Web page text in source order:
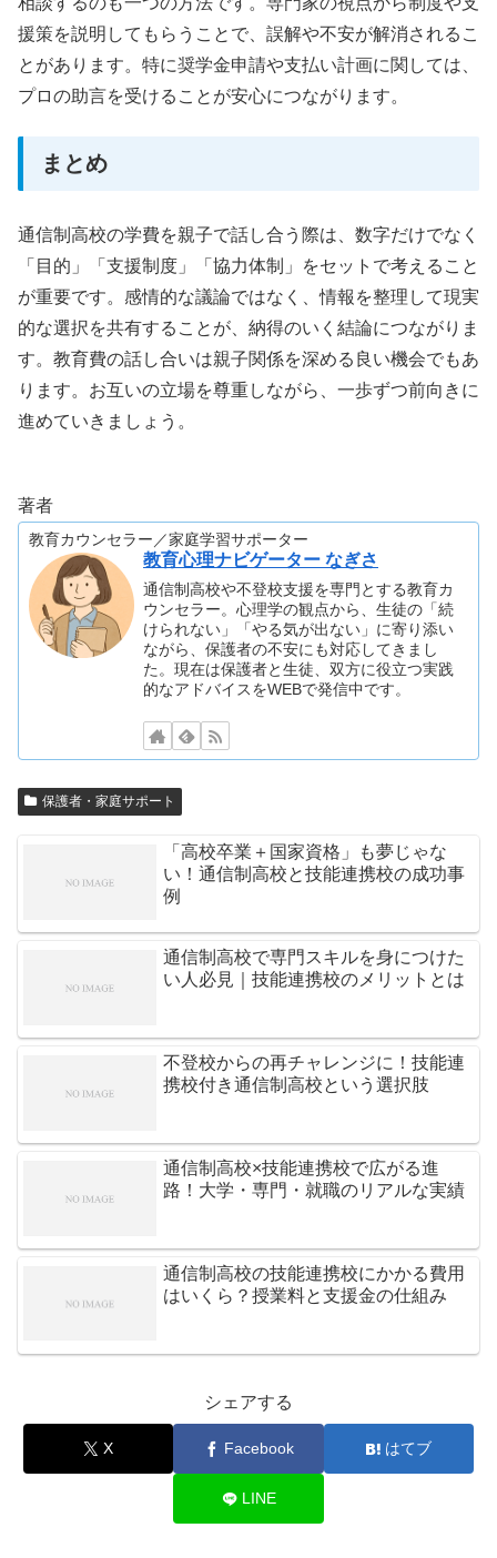
援策を説明してもらうことで、誤解や不安が解消されるこ
とがあります。特に奨学金申請や支払い計画に関しては、
プロの助言を受けることが安心につながります。
まとめ
通信制高校の学費を親子で話し合う際は、数字だけでなく
「目的」「支援制度」「協力体制」をセットで考えること
が重要です。感情的な議論ではなく、情報を整理して現実
的な選択を共有することが、納得のいく結論につながりま
す。教育費の話し合いは親子関係を深める良い機会でもあ
ります。お互いの立場を尊重しながら、一歩ずつ前向きに
進めていきましょう。
著者
教育カウンセラー／家庭学習サポーター
教育心理ナビゲーター なぎさ
通信制高校や不登校支援を専門とする教育カ
ウンセラー。心理学の観点から、生徒の「続
けられない」「やる気が出ない」に寄り添い
ながら、保護者の不安にも対応してきまし
た。現在は保護者と生徒、双方に役立つ実践
的なアドバイスをWEBで発信中です。
保護者・家庭サポート
「高校卒業＋国家資格」も夢じゃな
い！通信制高校と技能連携校の成功事
例
通信制高校で専門スキルを身につけた
い人必見｜技能連携校のメリットとは
不登校からの再チャレンジに！技能連
携校付き通信制高校という選択肢
通信制高校×技能連携校で広がる進
路！大学・専門・就職のリアルな実績
通信制高校の技能連携校にかかる費用
はいくら？授業料と支援金の仕組み
シェアする
X Facebook はてブ
LINE